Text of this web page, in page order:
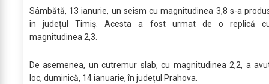
Sâmbătă, 13 ianurie, un seism cu magnitudinea 3,8 s-a
în județul Timiș. Acesta a fost urmat de o replică
magnitudinea 2,3.
De asemenea, un cutremur slab, cu magnitudinea 2,2, a
loc, duminică, 14 ianuarie, în județul Prahova.